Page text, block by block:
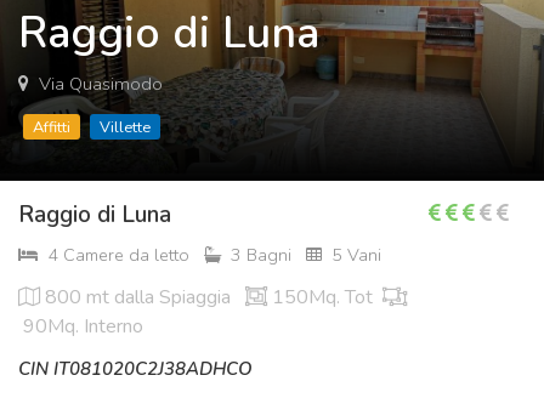
Raggio di Luna
Via Quasimodo
Affitti Villette
Raggio di Luna
4 Camere da letto 3 Bagni 5 Vani
800 mt dalla Spiaggia
150Mq. Tot
90Mq. Interno
CIN IT081020C2J38ADHCO